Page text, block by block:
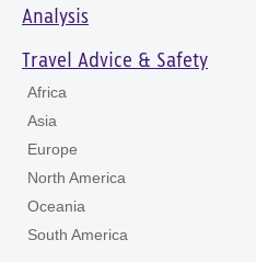
Analysis
Travel Advice & Safety
Africa
Asia
Europe
North America
Oceania
South America